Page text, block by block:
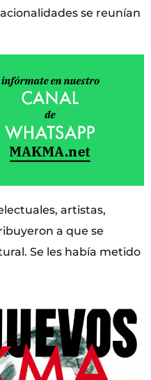
se reunían
artistas,
a que se
Se les había metido